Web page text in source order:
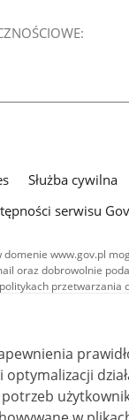
Służba cywilna
serwisu
domenie www.gov.pl
oraz dobrowolnie
przetwarzania
tekstowe publikowane
na licencji typu
4.0 (CC BY-SA
na licencji
zależnych 4.0
działania